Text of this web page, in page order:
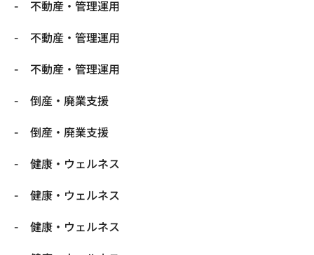
不動産・管理運用
不動産・管理運用
不動産・管理運用
倒産・廃業支援
倒産・廃業支援
健康・ウェルネス
健康・ウェルネス
健康・ウェルネス